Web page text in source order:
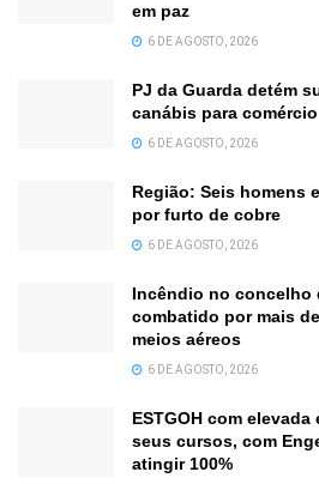
em paz
6 DE AGOSTO, 2026
PJ da Guarda detém
canábis para comércio
6 DE AGOSTO, 2026
Região: Seis homens
por furto de cobre
6 DE AGOSTO, 2026
Incêndio no concelho
combatido por mais
meios aéreos
6 DE AGOSTO, 2026
ESTGOH com
seus cursos, com
atingir 100%